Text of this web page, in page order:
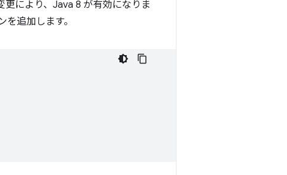
更により、Java 8 が有効になりま
を追加します。